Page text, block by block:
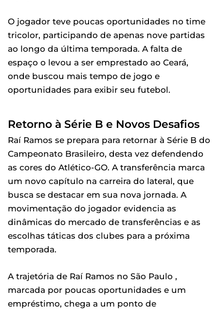
O jogador teve poucas oportunidades no time
tricolor, participando de apenas nove partidas
ao longo da última temporada. A falta de
espaço o levou a ser emprestado ao Ceará,
onde buscou mais tempo de jogo e
oportunidades para exibir seu futebol.
Retorno à Série B e Novos Desafios
Raí Ramos se prepara para retornar à Série B do
Campeonato Brasileiro, desta vez defendendo
as cores do Atlético-GO. A transferência marca
um novo capítulo na carreira do lateral, que
busca se destacar em sua nova jornada. A
movimentação do jogador evidencia as
dinâmicas do mercado de transferências e as
escolhas táticas dos clubes para a próxima
temporada.
A trajetória de Raí Ramos no São Paulo ,
marcada por poucas oportunidades e um
empréstimo, chega a um ponto de